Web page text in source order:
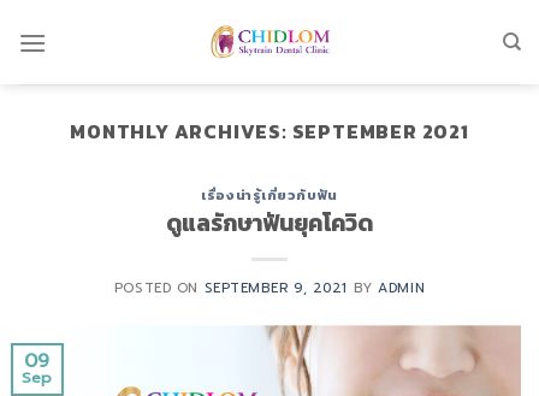
MONTHLY ARCHIVES: SEPTEMBER 2021
เรื่องน่ารู้เกี่ยวกับฟัน
ดูแลรักษาฟันยุคโควิด
POSTED ON SEPTEMBER 9, 2021 BYADMIN
09
Sep